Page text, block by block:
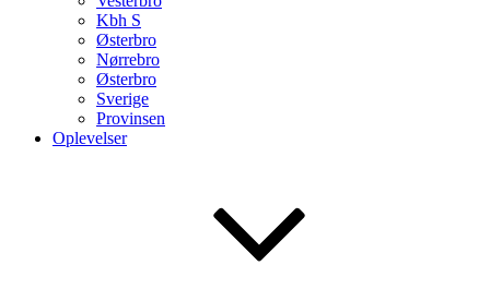
Kbh S
Østerbro
Nørrebro
Østerbro
Sverige
Provinsen
Oplevelser